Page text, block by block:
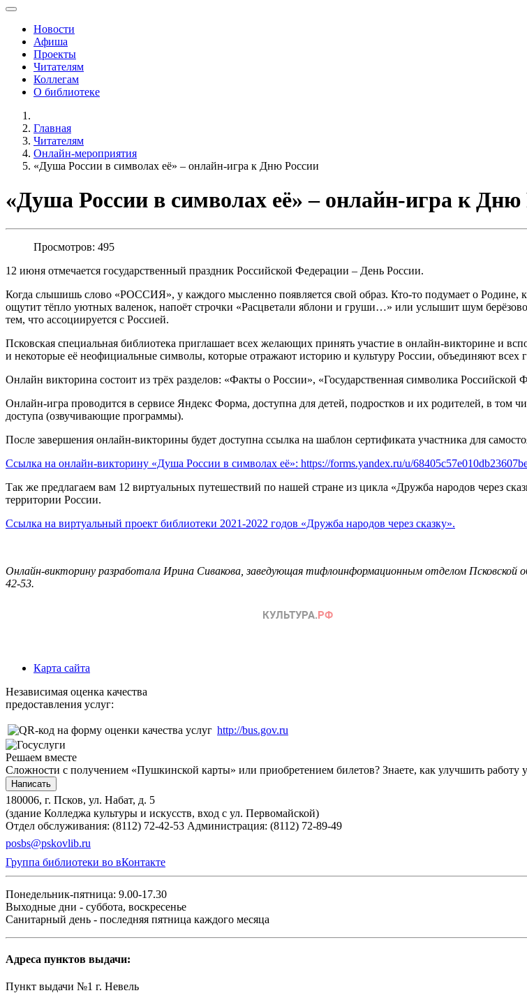
Новости
Афиша
Проекты
Читателям
Коллегам
О библиотеке
Главная
Читателям
Онлайн-мероприятия
«Душа России в символах её» – онлайн-игра к Дню России
«Душа России в символах её» – онлайн-игра к Дню
Просмотров: 495
12 июня отмечается государственный праздник Российской Федерации – День России.
Когда слышишь слово «РОССИЯ», у каждого мысленно появляется свой образ. Кто-то подумает о Родине,
ощутит тёпло уютных валенок, напоёт строчки «Расцветали яблони и груши…» или услышит шум
тем, что ассоциируется с Россией.
Псковская специальная библиотека приглашает всех желающих принять участие в онлайн-викторине и
и некоторые её неофициальные символы, которые отражают историю и культуру России, объединяют
Онлайн викторина состоит из трёх разделов: «Факты о России», «Государственная символика
Онлайн-игра проводится в сервисе Яндекс Форма, доступна для детей, подростков и их родителей, в
доступа (озвучивающие программы).
После завершения онлайн-викторины будет доступна ссылка на шаблон сертификата участника для
Ссылка на онлайн-викторину «Душа России в символах её»: https://forms.yandex.ru/u/
Так же предлагаем вам 12 виртуальных путешествий по нашей стране из цикла «Дружба народов через
территории России.
Ссылка на виртуальный проект библиотеки 2021-2022 годов «Дружба народов через сказку».
Онлайн-викторину разработала Ирина Сивакова, заведующая тифлоинформационным отделом Псковской
42-53.
Карта сайта
Независимая оценка качества
предоставления услуг:
http://bus.gov.ru
Решаем вместе
Сложности с получением «Пушкинской карты» или приобретением билетов? Знаете, как улучшить работу
Написать
180006, г. Псков, ул. Набат, д. 5
(здание Колледжа культуры и искусств, вход с ул. Первомайской)
Отдел обслуживания: (8112) 72-42-53 Администрация: (8112) 72-89-49
posbs@pskovlib.ru
Группа библиотеки во вКонтакте
Понедельник-пятница: 9.00-17.30
Выходные дни - суббота, воскресенье
Санитарный день - последняя пятница каждого месяца
Адреса пунктов выдачи:
Пункт выдачи №1 г. Невель